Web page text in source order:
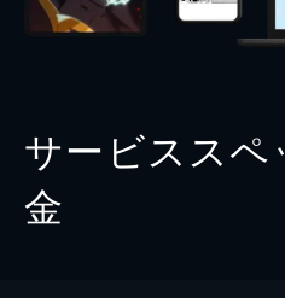
サービスス
金